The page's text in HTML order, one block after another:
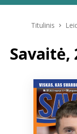
Leidiniai
Naujienos
Bibliotekoms
Titulinis
Savaitė,